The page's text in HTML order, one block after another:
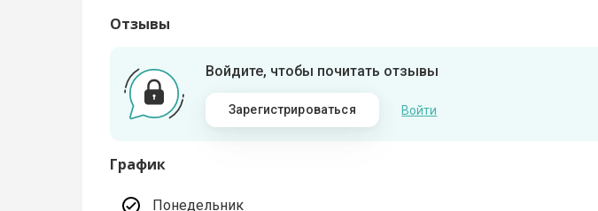
Отзывы
Войдите, чтобы почитать отзывы
Зарегистрироваться Войти
График
Понедельник